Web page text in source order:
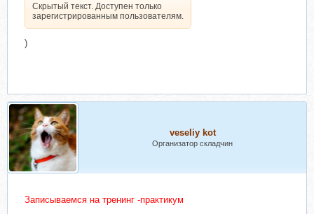
Скрытый текст. Доступен только
зарегистрированным пользователям.
)
veseliy kot
Организатор складчин
Записываемся на тренинг -практикум